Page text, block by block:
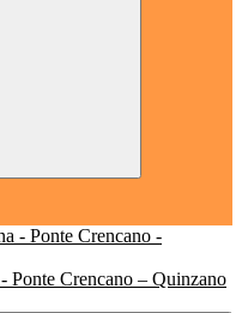
Ponte Crencano – Quinzano